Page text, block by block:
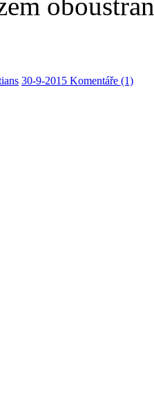
30-9-2015 Komentáře (1)